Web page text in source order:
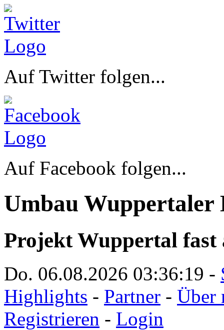
Auf Twitter folgen...
Auf Facebook folgen...
Umbau Wuppertaler
Projekt Wuppertal fast
Do. 06.08.2026 03:36:19 -
Highlights - Partner - Über
Registrieren - Login